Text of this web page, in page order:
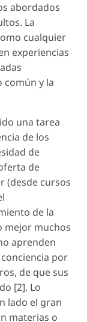
abordados
La
cualquier
experiencias
común y la
una tarea
de los
de
de
(desde cursos
de la
mejor muchos
aprenden
por
de que sus
[2]. Lo
lado el gran
materias o